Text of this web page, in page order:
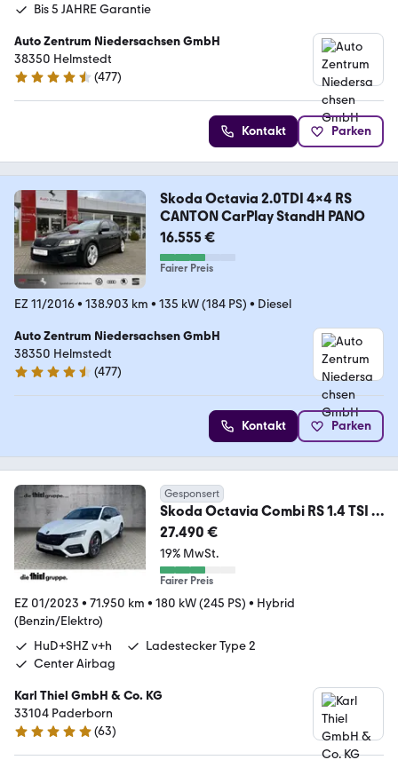
Bis 5 JAHRE Garantie
Auto Zentrum Niedersachsen GmbH
38350 Helmstedt
4.5 Sterne
(477)
Kontakt Parken
Skoda Octavia 2.0TDI 4x4 RS
CANTON CarPlay StandH PANO
16.555 €
Fairer Preis
EZ 11/2016• 138.903 km • 135 kW (184 PS) • Diesel
Auto Zentrum Niedersachsen GmbH
38350 Helmstedt
4.5 Sterne
(477)
Kontakt Parken
Gesponsert
Skoda Octavia Combi RS 1.4 TSI iV
DSG Navi+Pano+LED
27.490 €
19% MwSt.
Fairer Preis
EZ 01/2023 • 71.950 km • 180 kW (245 PS) • Hybrid
(Benzin/Elektro)
HuD+SHZ v+h
Ladestecker Type 2
Center Airbag
Karl Thiel GmbH & Co. KG
33104 Paderborn
4.8 Sterne
(63)